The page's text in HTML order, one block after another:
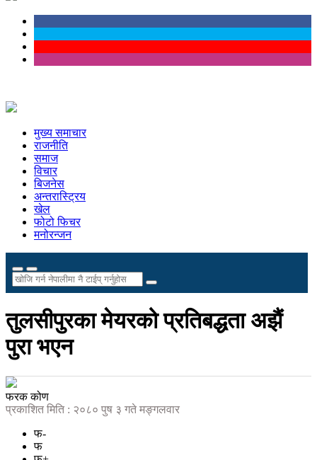
मुख्य समाचार
राजनीति
समाज
विचार
बिजनेस
अन्तरास्ट्रिय
खेल
फोटो फिचर
मनोरन्जन
तुलसीपुरका मेयरको प्रतिबद्धता अझैं
पुरा भएन
फरक कोण
प्रकाशित मिति : २०८० पुष ३ गते मङ्गलवार
फ-
फ